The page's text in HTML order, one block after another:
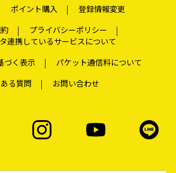
ポイント購入
登録情報変更
プライバシーポリシー
連携しているサービスについて
づく表示
パケット通信料について
る質問
お問い合わせ